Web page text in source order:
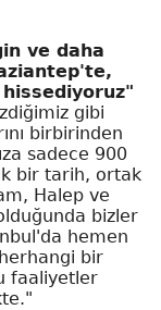
ve daha
gibi
birbirinden
sadece 900
bir tarih, ortak
Halep ve
bizler
hemen
bir
faaliyetler